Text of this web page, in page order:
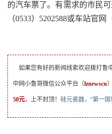
的汽车票了。有需求的市民
（0533）5202588或车站官网
如果您有好的新闻线索欢迎拨打鲁
中网小鲁哥微信公众平台（lznewscn
50元，上不封顶！ 硅元瓷器，“第一国